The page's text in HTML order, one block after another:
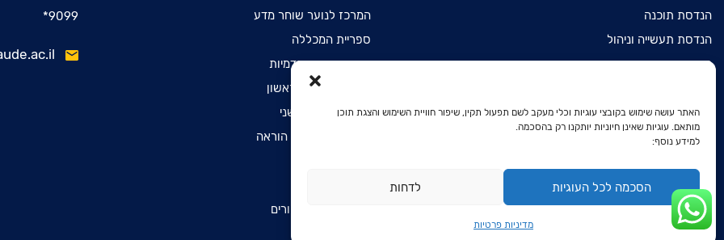
האתר עושה שימוש בקובצי עוגיות וכלי מעקב לשם תפעול תקין, שיפור חוויית השימוש והצגת תוכן
מותאם. עוגיות שאינן חיוניות יותקנו רק בהסכמה.
למידע נוסף:
הסכמה לכל העוגיות לדחות
מדיניות פרטיות
הנדסת תוכנה
הנדסת תעשייה וניהול
מדעי המחשב
הנדסת חשמל ואלקטרוניקה
דו-חוגי בהנדסת חשמל
ואלקטרוניקה ובהנדסת מכונות
דו-חוגי בהנדסת חשמל
ואלקטרוניקה ובמתמטיקה שימושית
המרכז לנוער שוחר מדע
ספריית המכללה
מכינות קדם אקדמיות
הרשמה לתואר ראשון
הרשמה לתואר שני
הרשמה לתעודת הוראה
פריסת דפיברילטורים
9099*